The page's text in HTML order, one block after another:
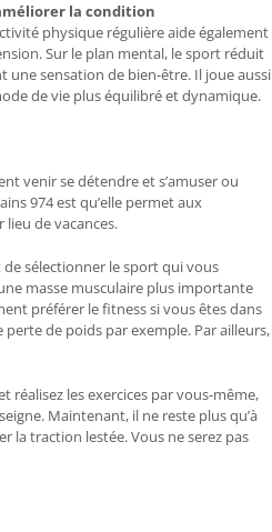
la condition
physique régulière aide également
Sur le plan mental, le sport réduit
une sensation de bien-être. Il joue aussi
de vie plus équilibré et dynamique.
venir se détendre et s’amuser ou
974est qu’elle permet aux
de vacances.
sélectionner le sport qui vous
masse musculaire plus importante
préférer le fitness si vous êtes dans
de poids par exemple. Par ailleurs,
réalisez les exercices par vous-même,
Maintenant, il ne reste plus qu’à
la traction lestée. Vous ne serez pas